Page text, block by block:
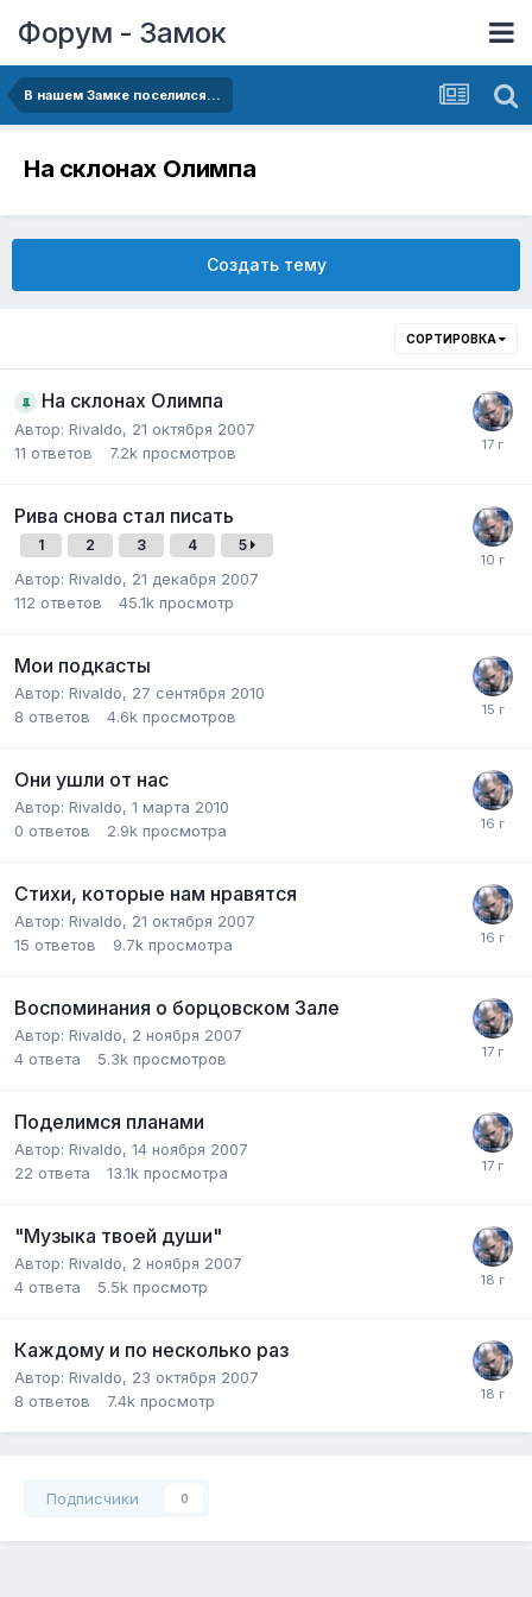
Форум - Замок
В нашем Замке поселился...
На склонах Олимпа
Создать тему
СОРТИРОВКА
На склонах Олимпа
Автор: Rivaldo, 21 октября 2007
11 ответов 7.2k просмотров
Рива снова стал писать
1 2 3 4 5
Автор: Rivaldo, 21 декабря 2007
112 ответов 45.1k просмотр
Мои подкасты
Автор: Rivaldo, 27 сентября 2010
8 ответов 4.6k просмотров
Они ушли от нас
Автор: Rivaldo, 1 марта 2010
0 ответов 2.9k просмотра
Стихи, которые нам нравятся
Автор: Rivaldo, 21 октября 2007
15 ответов 9.7k просмотра
Воспоминания о борцовском Зале
Автор: Rivaldo, 2 ноября 2007
4 ответа 5.3k просмотров
Поделимся планами
Автор: Rivaldo, 14 ноября 2007
22 ответа 13.1k просмотра
"Музыка твоей души"
Автор: Rivaldo, 2 ноября 2007
4 ответа 5.5k просмотр
Каждому и по несколько раз
Автор: Rivaldo, 23 октября 2007
8 ответов 7.4k просмотр
Подписчики 0